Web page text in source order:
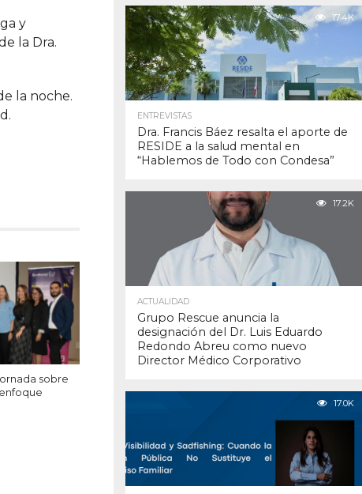
y
la Dra.
la noche.
sobre
17.4K
ENTREVISTAS
Dra. Francis Báez resalta el aporte de
RESIDE a la salud mental en
“Hablemos de Todo con Condesa”
17.2K
ACTUALIDAD
Grupo Rescue anuncia la
designación del Dr. Luis Eduardo
Redondo Abreu como nuevo
Director Médico Corporativo
17.0K